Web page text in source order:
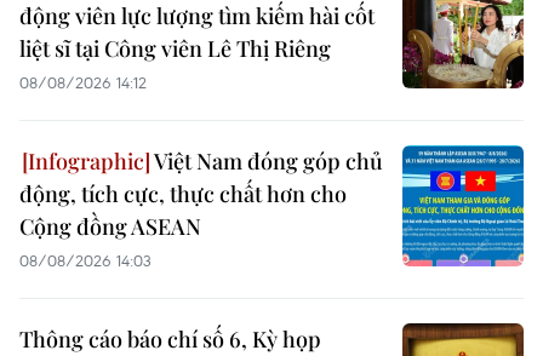
động viên lực lượng tìm kiếm hài cốt
liệt sĩ tại Công viên Lê Thị Riêng
08/08/2026 14:12
Việt Nam đóng góp chủ
động, tích cực, thực chất hơn cho
Cộng đồng ASEAN
08/08/2026 14:03
Thông cáo báo chí số 6, Kỳ họp